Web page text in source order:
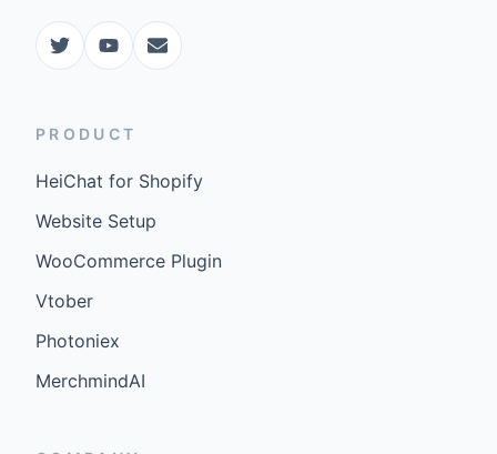
PRODUCT
HeiChat for Shopify
Website Setup
WooCommerce Plugin
Vtober
Photoniex
MerchmindAI